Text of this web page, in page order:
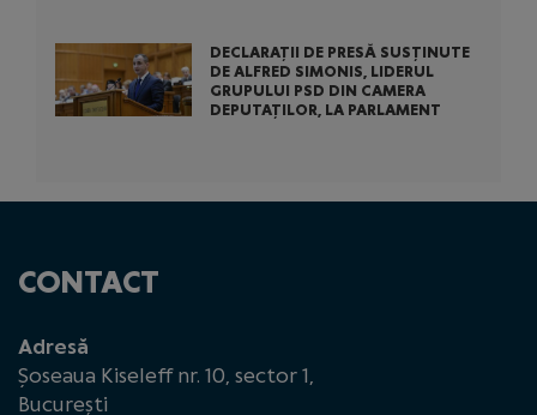
DECLARAȚII DE PRESĂ SUSȚINUTE
DE ALFRED SIMONIS, LIDERUL
GRUPULUI PSD DIN CAMERA
DEPUTAȚILOR, LA PARLAMENT
CONTACT
Adresă
Șoseaua Kiseleff nr. 10, sector 1,
București